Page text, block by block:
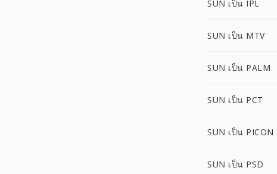
SUN เป็น IPL
SUN เป็น MTV
SUN เป็น PALM
SUN เป็น PCT
SUN เป็น PICON
SUN เป็น PSD